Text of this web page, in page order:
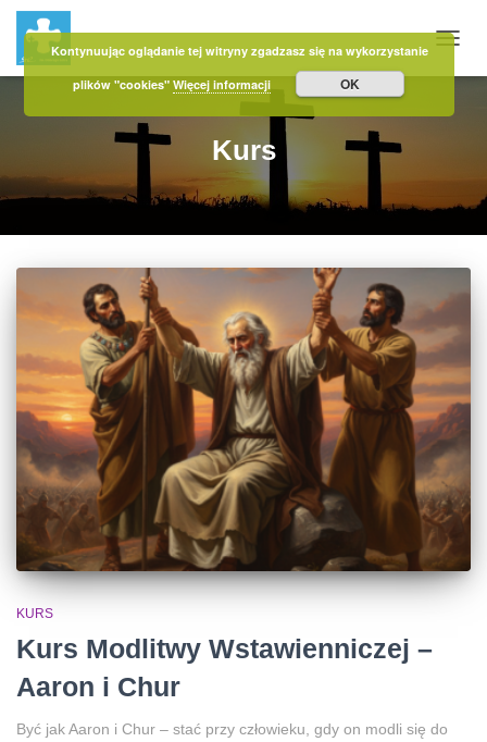
Kurs
KURS
Kurs Modlitwy Wstawienniczej –
Aaron i Chur
Być jak Aaron i Chur – stać przy człowieku, gdy on modli się do
Kontynuując oglądanie tej witryny zgadzasz się na wykorzystanie
plików "cookies"Więcej informacji OK